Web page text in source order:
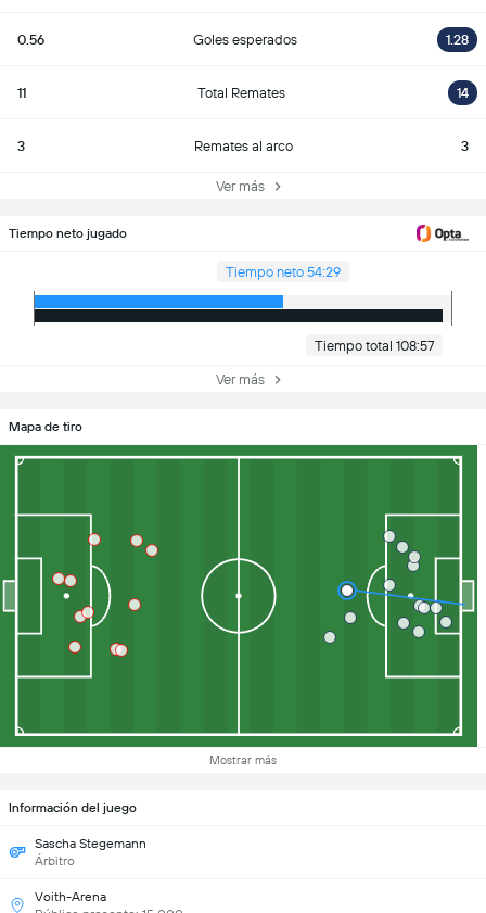
0.56 Goles esperados 1.28
11 Total Remates 14
3 Remates al arco 3
Ver más
Tiempo neto jugado
Tiempo neto 54:29
Tiempo total 108:57
Ver más
Mapa de tiro
Mostrar más
Información del juego
Sascha Stegemann
Árbitro
Voith-Arena